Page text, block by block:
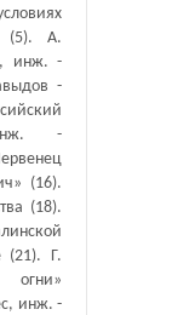
(5). А.
инж. -
-
-
(16).
(18).
(21). Г.
инж. -